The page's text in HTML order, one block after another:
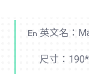
英文名：
尺寸：